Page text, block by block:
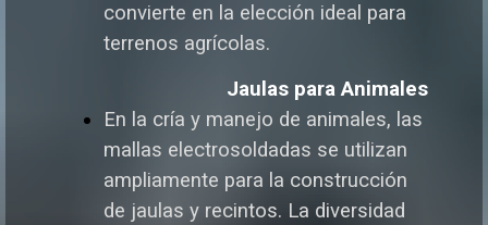
convierte en la elección ideal para
terrenos agrícolas.
Jaulas para Animales
En la cría y manejo de animales, las
mallas electrosoldadas se utilizan
ampliamente para la construcción
de jaulas y recintos. La diversidad